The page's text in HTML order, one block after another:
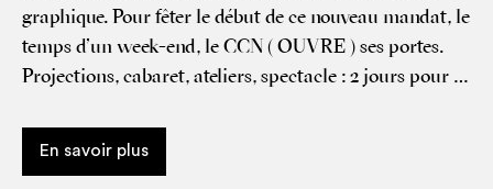
gra­phique. Pour fêter le début de ce nou­veau man­dat, le
temps d’un week-end, le CCN ( OUVRE ) ses portes.
Pro­jec­tions, caba­ret, ate­liers, spec­tacle : 2 jours pour …
En savoir plus